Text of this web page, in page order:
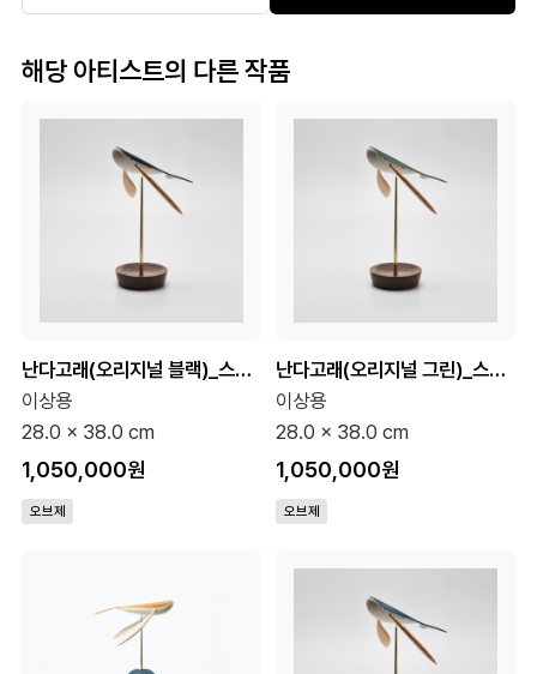
해당 아티스트의 다른 작품
난다고래(오리지널 블랙)_스탠드
이상용
28.0 x 38.0 cm
1,050,000원
오브제
난다고래(오리지널 그린)_스탠드
이상용
28.0 x 38.0 cm
1,050,000원
오브제